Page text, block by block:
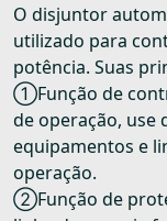
O disjuntor
utilizado para
potência. Suas
①Função de
de operação, use
equipamentos e
operação.
②Função de